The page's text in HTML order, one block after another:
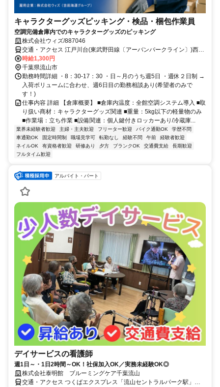
キャラクターグッズピッキング・検品・梱包作業員
空調完備倉庫内でのキャラクターグッズのピッキング
株式会社ウィズ/887046
交通・アクセス 江戸川台(東武野田線〔アーバンパークライン〕)西口
(約33分),初石(東武野田線〔アーバンパークライン〕)(約55分),運河(東
武野田線〔アーバンパークライン〕)西口(約21分)
時給1,300円
千葉県流山市
勤務時間詳細 ・8：30-17：30 ・日～月のうち週5日 ・週休２日制 →
入荷ボリュームに合わせ、週6日目の勤務相談あり(希望者のみで
す！)
仕事内容 詳細 【倉庫概要】 ■倉庫内温度：全館空調システム導入 ■取
り扱い商材：キャラクターグッズ関連 ■重量：5kg以下の軽量物のみ
■作業場：立ち作業 ■設備関連：個人鍵付きロッカーあり/冷蔵庫...
業界未経験者歓迎 主婦・主夫歓迎 フリーター歓迎 バイク通勤OK
学歴不問
車通勤OK
固定時間制 職場見学可 転勤なし 経験不問 午前
経験者歓迎
ネイルOK
有資格者歓迎 研修あり 夕方 ブランクOK 交通費支給
長期歓迎
フルタイム歓迎
アルバイト・パート
デイサービスの看護師
週1日～・1日2時間～OK！社保加入OK／実務未経験OK◎
株式会社泰明館 ブルーミングケア千葉流山
交通・アクセス つくばエクスプレス「流山セントラルパーク駅」か